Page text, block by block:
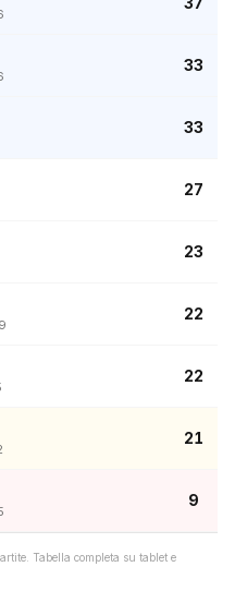
33
33
27
23
22
22
21
9
Tabella completa su tablet e